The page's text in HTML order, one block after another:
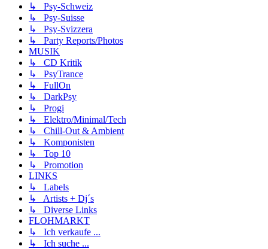
↳ Psy-Schweiz
↳ Psy-Suisse
↳ Psy-Svizzera
↳ Party Reports/Photos
MUSIK
↳ CD Kritik
↳ PsyTrance
↳ FullOn
↳ DarkPsy
↳ Progi
↳ Elektro/Minimal/Tech
↳ Chill-Out & Ambient
↳ Komponisten
↳ Top 10
↳ Promotion
LINKS
↳ Labels
↳ Artists + Dj´s
↳ Diverse Links
FLOHMARKT
↳ Ich verkaufe ...
↳ Ich suche ...